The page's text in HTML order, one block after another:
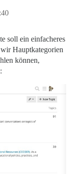
soll ein einfacheres
Hauptkategorien
können,